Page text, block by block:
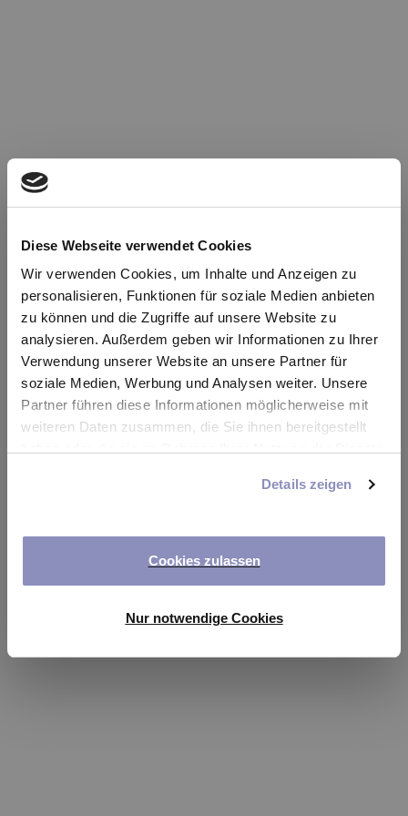
Diese Webseite verwendet Cookies
Wir verwenden Cookies, um Inhalte und Anzeigen zu
personalisieren, Funktionen für soziale Medien anbieten
zu können und die Zugriffe auf unsere Website zu
analysieren. Außerdem geben wir Informationen zu Ihrer
Verwendung unserer Website an unsere Partner für
soziale Medien, Werbung und Analysen weiter. Unsere
Partner führen diese Informationen möglicherweise mit
weiteren Daten zusammen, die Sie ihnen bereitgestellt
anpassen oder widerrufen. Weitere Details hierzu finden
Details zeigen
Cookies zulassen
Nur notwendige Cookies
Oops!
Something went wrong. Please try refreshing the
app
Refresh